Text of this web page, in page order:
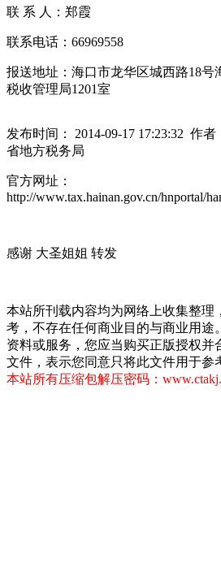
联 系 人：郑霞
联系电话：66969558
报送地址：海口市龙华区城西路18号
税收管理局1201室
发布时间： 2014-09-17 17:23:32 作
省地方税务局
官方网址：
http://www.tax.hainan.gov.cn/hnportal/
感谢 大圣姐姐 转发
本站所刊载内容均为网络上收集整理
考，不存在任何商业目的与商业用途
资料或服务，您应当购买正版授权并
文件，表示您同意只将此文件用于参
本站所有压缩包解压密码：